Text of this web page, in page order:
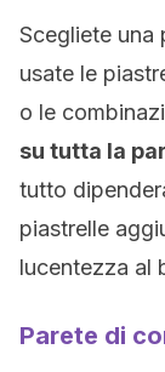
Scegliete una
usate le
o le
su tutta la
tutto
piastrelle
lucentezza al
Parete di